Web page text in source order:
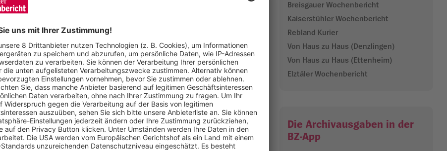
hat kürzlich seinen 75. Geburtstag gefeiert. Deshalb gibt es jetzt
dem Motto „Lachen im Dreiländereck – Peter Gaymanns Zeichnungen
18. Januar 2026 mehr als 80 Originale, signierte Drucke und
der Menschen am Oberrhein – in Baden, dem Elsass und der Schweiz.
Eigenheiten, charmanten Schrullen und überraschenden
sind fein beobachtete Miniaturen des Lebens – immer augenzwinkernd,
das Zwischenmenschliche, das Verbindende und das Gemeinsame.
präsentiert auch viele Arbeiten aus Deutschlands größtem Freizeitpark.
seinem Humor und seiner Herzlichkeit perfekt zum Europa-Park. Die
immer auf den Punkt kommen. Er ist eine große Bereicherung für den
mit scharfsinniger Beobachtungsgabe.“
Gaymanns. Ein zentrales Motiv seiner Arbeit sind dabei die berühmten
Breisgauer Wochenbericht
Kaiserstühler Wochenbericht
Rebland Kurier
Von Haus zu Haus (Denzlingen)
Von Haus zu Haus (Ettenheim)
Elztäler Wochenbericht
Die Archivausgaben in der
BZ-App